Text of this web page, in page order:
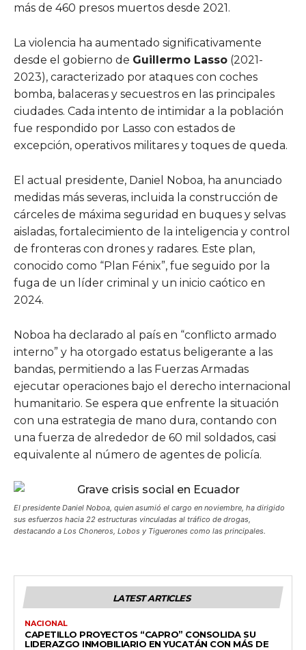
más de 460 presos muertos desde 2021.
La violencia ha aumentado significativamente
desde el gobierno de Guillermo Lasso (2021-
2023), caracterizado por ataques con coches
bomba, balaceras y secuestros en las principales
ciudades. Cada intento de intimidar a la población
fue respondido por Lasso con estados de
excepción, operativos militares y toques de queda.
El actual presidente, Daniel Noboa, ha anunciado
medidas más severas, incluida la construcción de
cárceles de máxima seguridad en buques y selvas
aisladas, fortalecimiento de la inteligencia y control
de fronteras con drones y radares. Este plan,
conocido como “Plan Fénix”, fue seguido por la
fuga de un líder criminal y un inicio caótico en
2024.
Noboa ha declarado al país en “conflicto armado
interno” y ha otorgado estatus beligerante a las
bandas, permitiendo a las Fuerzas Armadas
ejecutar operaciones bajo el derecho internacional
humanitario. Se espera que enfrente la situación
con una estrategia de mano dura, contando con
una fuerza de alrededor de 60 mil soldados, casi
equivalente al número de agentes de policía.
El presidente Daniel Noboa, quien asumió el cargo en noviembre, ha dirigido
sus esfuerzos hacia 22 estructuras vinculadas al tráfico de drogas,
destacando a Los Choneros, Lobos y Tiguerones como las principales.
LATEST ARTICLES
NACIONAL
CAPETILLO PROYECTOS “CAPRO” CONSOLIDA SU
LIDERAZGO INMOBILIARIO EN YUCATÁN CON MÁS DE